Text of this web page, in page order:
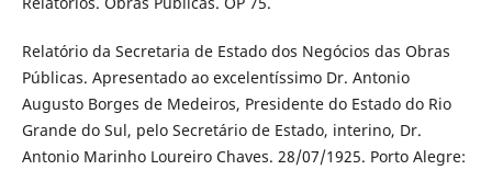
Relatório da Secretaria de Estado dos Negócios das Obras
Públicas. Apresentado ao excelentíssimo Dr. Antonio
Augusto Borges de Medeiros, Presidente do Estado do Rio
Grande do Sul, pelo Secretário de Estado, interino, Dr.
Antonio Marinho Loureiro Chaves. 28/07/1925. Porto Alegre: